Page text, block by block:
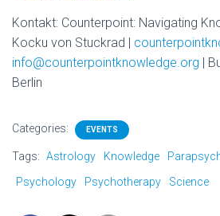
Kontakt: Counterpoint: Navigating
Kocku von Stuckrad |
info@counterpointknowledge.org |
Berlin
Categories: EVENTS
Tags: Astrology Knowledge
Psychology
Psychotherapy Science